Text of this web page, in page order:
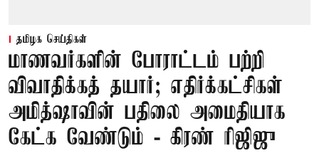
தமிழக செய்திகள்
மாணவர்களின் போராட்டம் பற்றி
விவாதிக்கத் தயார்; எதிர்க்கட்சிகள்
அமித்ஷாவின் பதிலை அமைதியாக
கேட்க வேண்டும் - கிரண் ரிஜிஜு